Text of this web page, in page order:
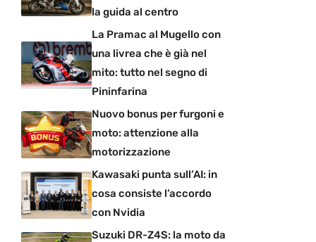
la guida al centro
La Pramac al Mugello con
una livrea che è già nel
mito: tutto nel segno di
Pininfarina
Nuovo bonus per furgoni e
moto: attenzione alla
motorizzazione
Kawasaki punta sull’AI: in
cosa consiste l’accordo
con Nvidia
Suzuki DR-Z4S: la moto da